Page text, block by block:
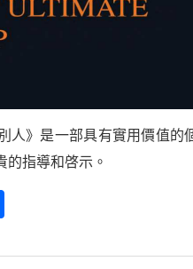
人》是一部具有實用價值的
的指導和啓示。